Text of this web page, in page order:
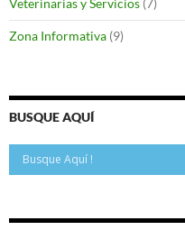
Zona Informativa (9)
BUSQUE AQUÍ